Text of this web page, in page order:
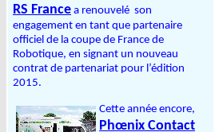
RS France a renouvelé son
engagement en tant que partenaire
officiel de la coupe de France de
Robotique, en signant un nouveau
contrat de partenariat pour l’édition
2015.
Cette année encore,
Phœnix Contact